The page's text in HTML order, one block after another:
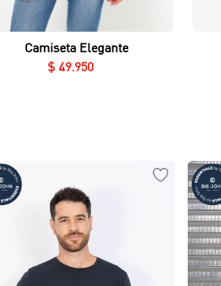
Vista rápida
Camiseta Elegante
$ 49.950